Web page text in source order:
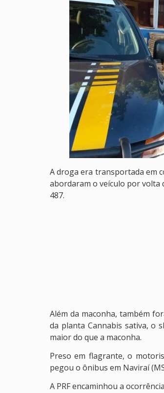
A droga era transportada em
abordaram o veículo por volta
487.
Além da maconha, também
da planta Cannabis sativa, o
maior do que a maconha.
Preso em flagrante, o
pegou o ônibus em Naviraí
A PRF encaminhou a